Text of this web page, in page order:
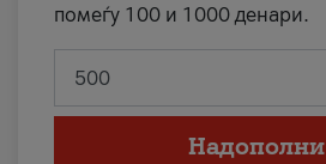
помеѓу 100 и 1000 денари.
Надополни